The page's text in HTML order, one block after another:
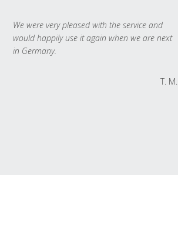
We were very pleased with the service and
would happily use it again when we are next
in Germany.
T. M.